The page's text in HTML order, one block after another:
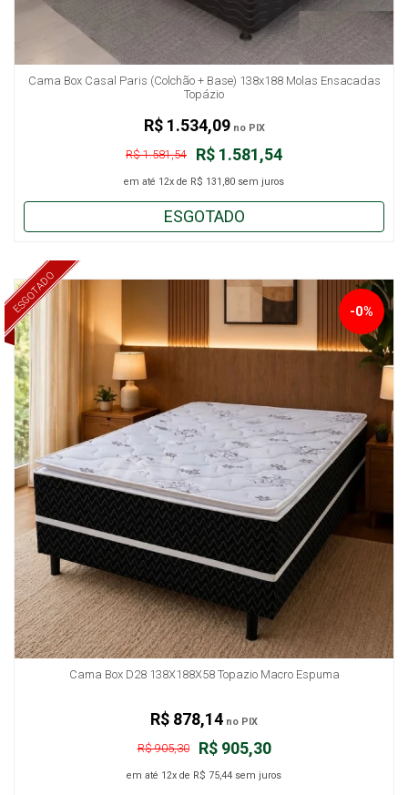
Cama Box Casal Paris (Colchão + Base) 138x188 Molas Ensacadas
Topázio
R$ 1.581,54
R$ 1.581,54
em até 12x de R$ 131,80 sem juros
R$ 1.534,09no PIX
ESGOTADO
ESGOTADO
Cama Box D28 138X188X58 Topazio Macro Espuma
R$ 905,30
R$ 905,30
-0%
em até 12x de R$ 75,44 sem juros
R$ 878,14 no PIX